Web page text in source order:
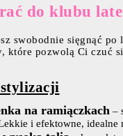
do klubu
swobodnie sięgnąć
które pozwolą Ci czuć
na ramiączkach –
i efektowne, idealne